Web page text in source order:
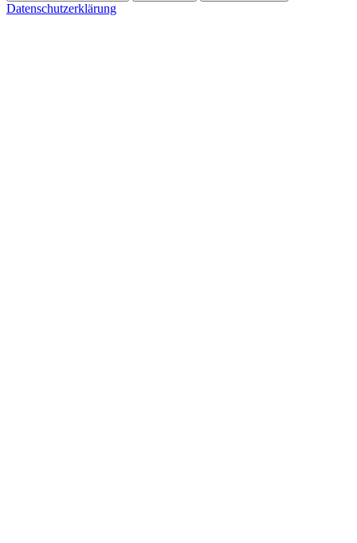
Datenschutzerklärung